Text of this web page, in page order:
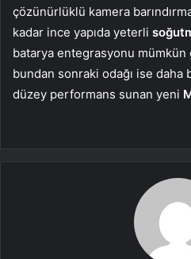
çözünürlüklü kamera
kadar ince yapıda yeterli
batarya entegrasyonu mümkün
bundan sonraki odağı ise
düzey performans sunan yeni